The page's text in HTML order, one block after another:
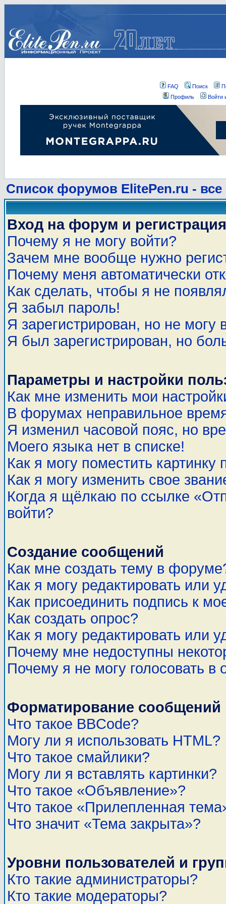
FAQ Поиск
Профиль
Войти
Список форумов ElitePen.ru - все
Вход на форум и регистрация
Почему я не могу войти?
Зачем мне вообще нужно
Почему меня автоматически
Как сделать, чтобы я не
Я забыл пароль!
Я зарегистрирован, но не могу
Я был зарегистрирован, но
Параметры и настройки
Как мне изменить мои
В форумах неправильное
Я изменил часовой пояс, но
Моего языка нет в списке!
Как я могу поместить
Как я могу изменить свое
Когда я щёлкаю по ссылке
войти?
Создание сообщений
Как мне создать тему в
Как я могу редактировать или
Как присоединить подпись к
Как создать опрос?
Как я могу редактировать или
Почему мне недоступны
Почему я не могу голосовать в
Форматирование
Что такое BBCode?
Могу ли я использовать HTML?
Что такое смайлики?
Могу ли я вставлять картинки?
Что такое «Объявление»?
Что такое «Прилепленная
Что значит «Тема закрыта»?
Уровни пользователей и
Кто такие администраторы?
Кто такие модераторы?